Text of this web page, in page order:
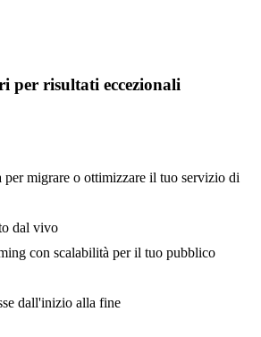
per risultati eccezionali
per migrare o ottimizzare il tuo servizio di
dal vivo
con scalabilità per il tuo pubblico
dall'inizio alla fine